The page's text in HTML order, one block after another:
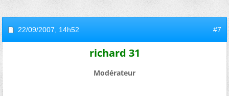
22/09/2007, 14h52 #7
richard 31
Modérateur